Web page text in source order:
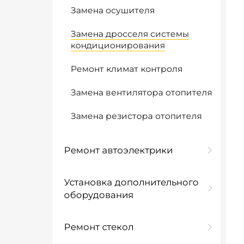
Замена осушителя
Замена дросселя системы
кондиционирования
Ремонт климат контроля
Замена вентилятора отопителя
Замена резистора отопителя
Ремонт автоэлектрики
Установка дополнительного
оборудования
Ремонт стекол